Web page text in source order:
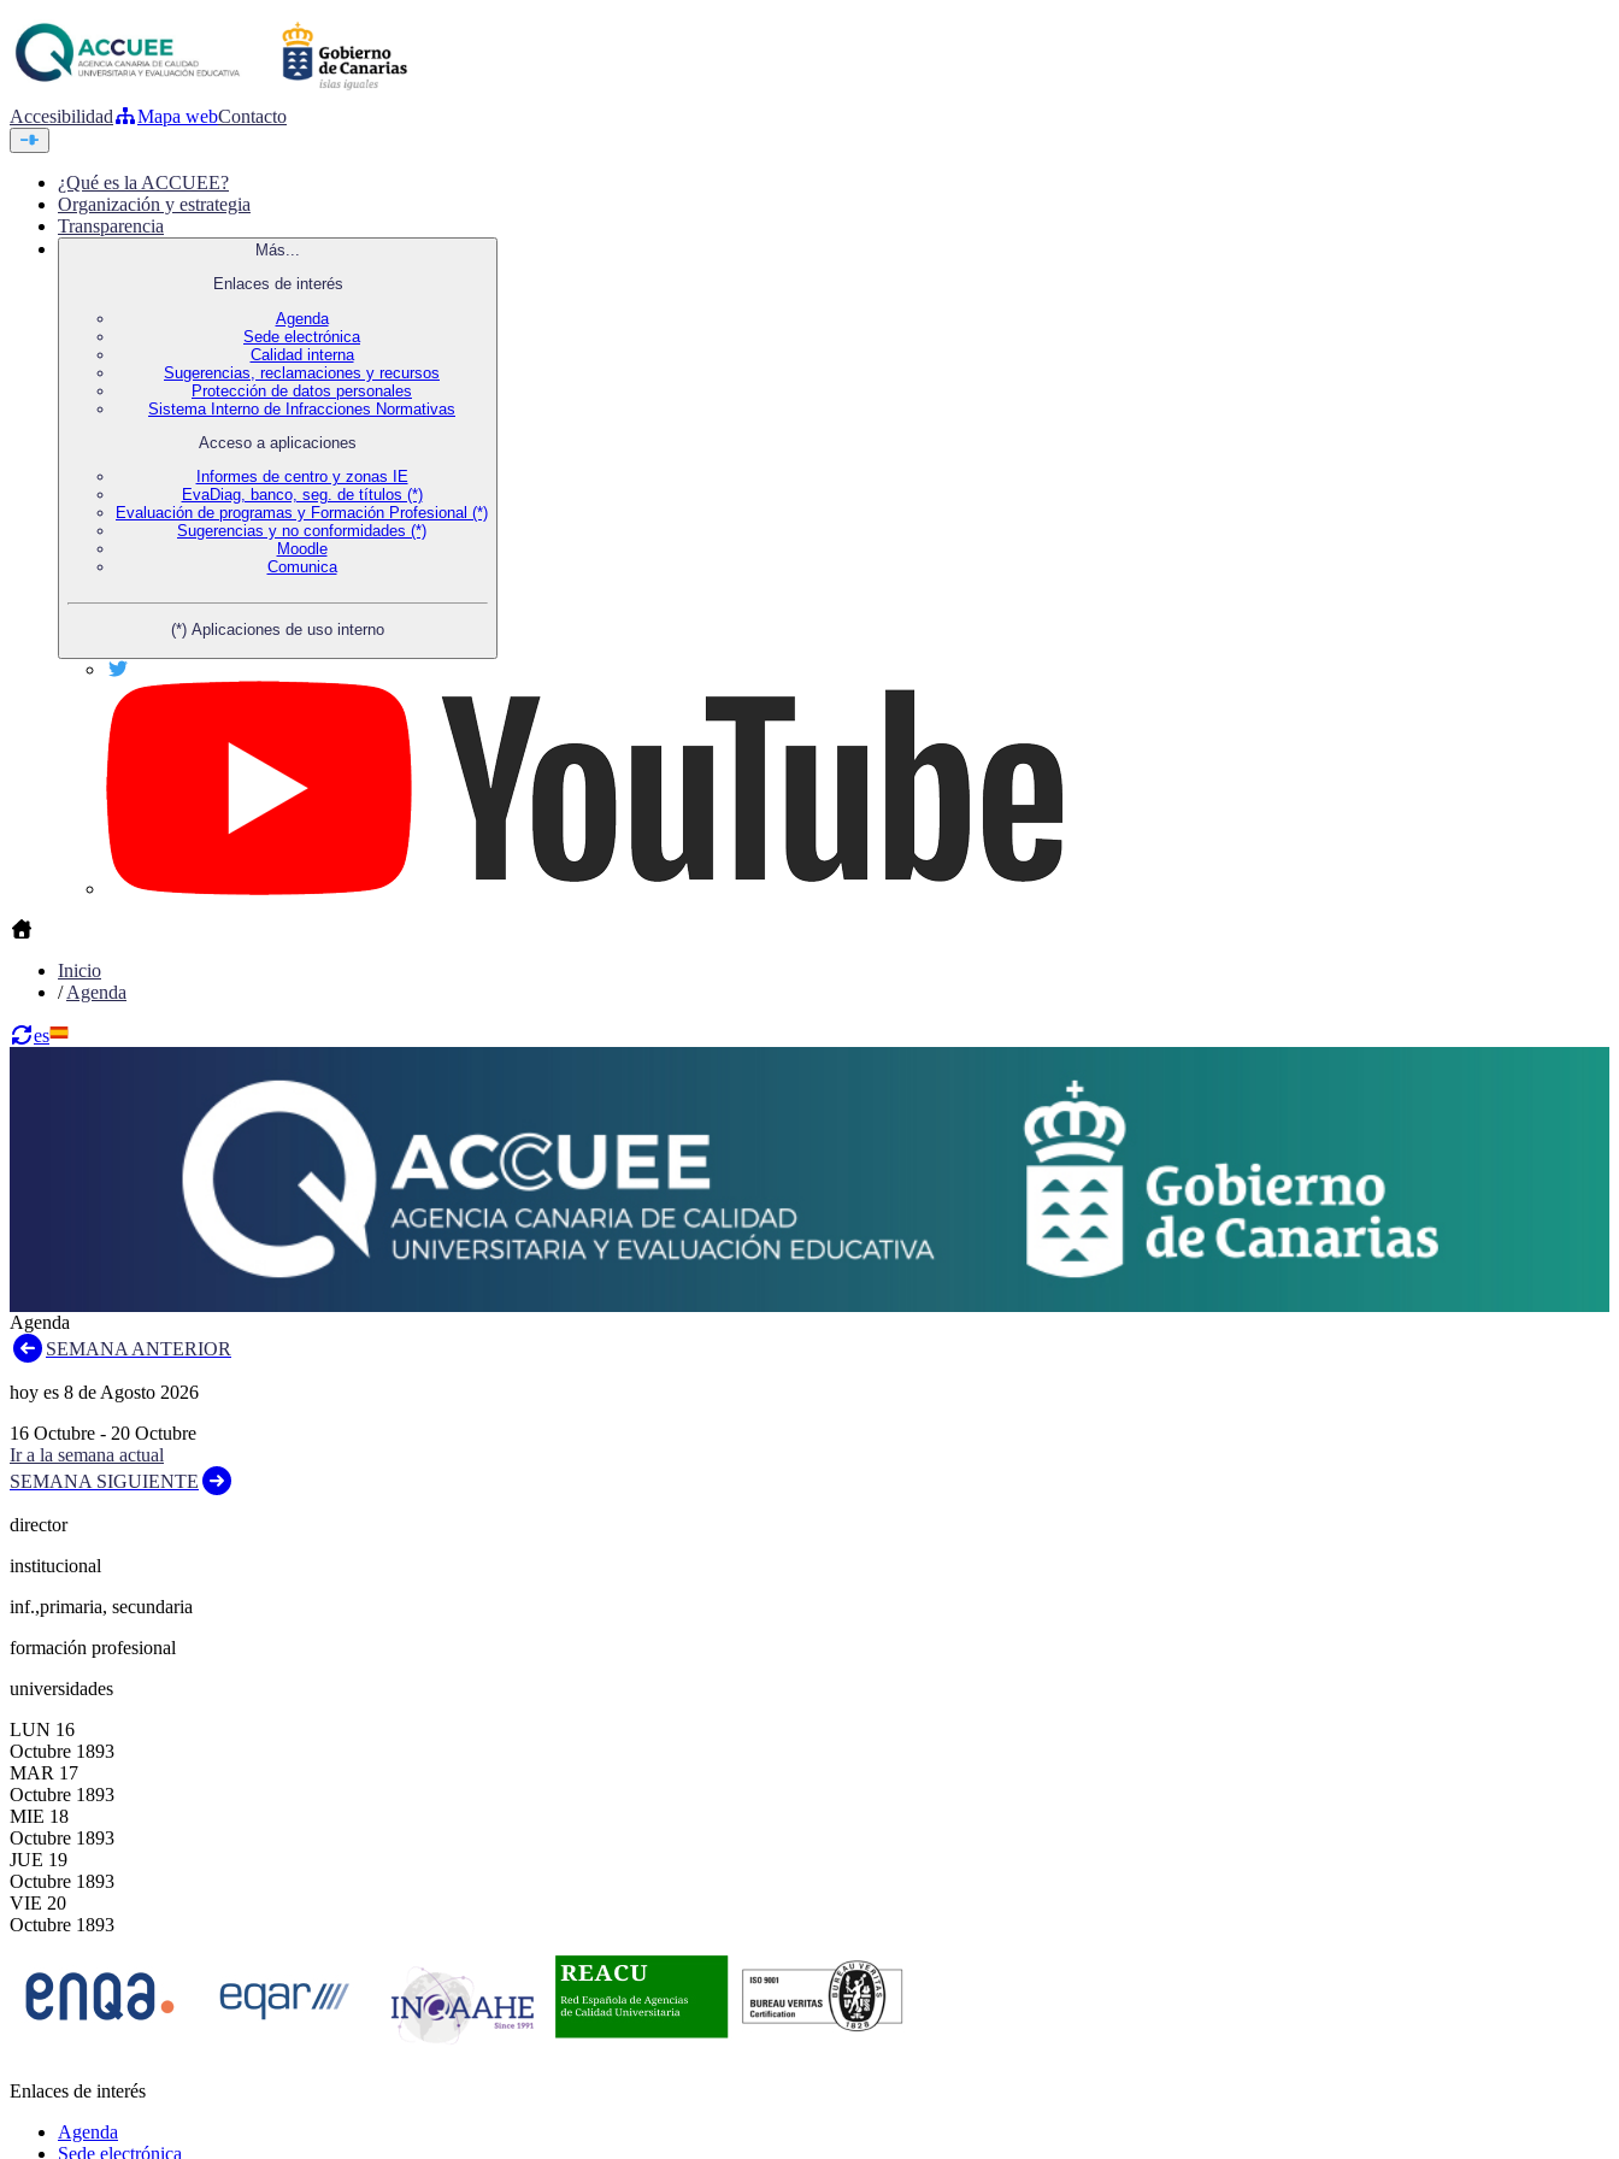
Accesibilidad Mapa webContacto
¿Qué es la ACCUEE?
Organización y estrategia
Transparencia
Más...
Enlaces de interés
Agenda
Sede electrónica
Calidad interna
Sugerencias, reclamaciones y recursos
Protección de datos personales
Sistema Interno de Infracciones Normativas
Acceso a aplicaciones
Informes de centro y zonas IE
EvaDiag, banco, seg. de títulos (*)
Evaluación de programas y Formación Profesional (*)
Sugerencias y no conformidades (*)
Moodle
Comunica
(*) Aplicaciones de uso interno
Inicio
/Agenda
es
Agenda
SEMANA ANTERIOR
hoy es 8 de Agosto 2026
16 Octubre - 20 Octubre
Ir a la semana actual
SEMANA SIGUIENTE
director
institucional
inf.,primaria, secundaria
formación profesional
universidades
LUN 16
Octubre 1893
MAR 17
Octubre 1893
MIE 18
Octubre 1893
JUE 19
Octubre 1893
VIE 20
Octubre 1893
Enlaces de interés
Agenda
Sede electrónica